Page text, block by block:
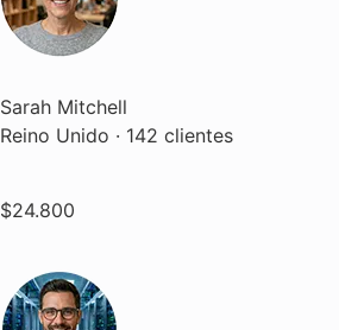
Sarah Mitchell
Reino Unido · 142 clientes
$24.800